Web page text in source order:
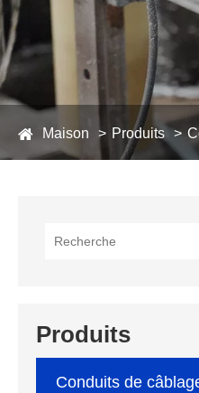
Maison Produits
Produits
Conduits de